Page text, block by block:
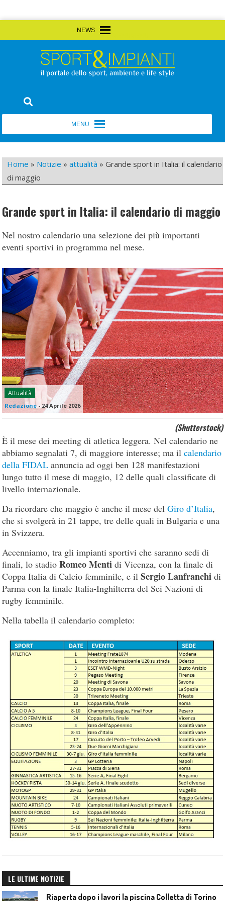
to
Sport&Impianti
Home » Notizie »attualità »Grande sport in Italia: il calendario
di maggio
Grande sport in Italia: il calendario di maggio
Nel nostro calendario una selezione dei più importanti
eventi sportivi in programma nel mese.
Attualità
Redazione - 24 Aprile 2026
(Shutterstock)
È il mese dei meeting di atletica leggera. Nel calendario ne
abbiamo segnalati 7, di maggiore interesse; ma ilcalendario
della FIDAL annuncia ad oggi ben 128 manifestazioni
lungo tutto il mese di maggio, 12 delle quali classificate di
livello internazionale.
Da ricordare che maggio è anche il mese delGiro d’Italia,
che si svolgerà in 21 tappe, tre delle quali in Bulgaria e una
in Svizzera.
Accenniamo, tra gli impianti sportivi che saranno sedi di
finali, lo stadioRomeo Menti di Vicenza, con la finale di
Coppa Italia di Calcio femminile, e il Sergio Lanfranchi di
Parma con la finale Italia-Inghilterra del Sei Nazioni di
rugby femminile.
Nella tabella il calendario completo:
LE ULTIME NOTIZIE
Riaperta dopo i lavori la piscina Colletta di Torino